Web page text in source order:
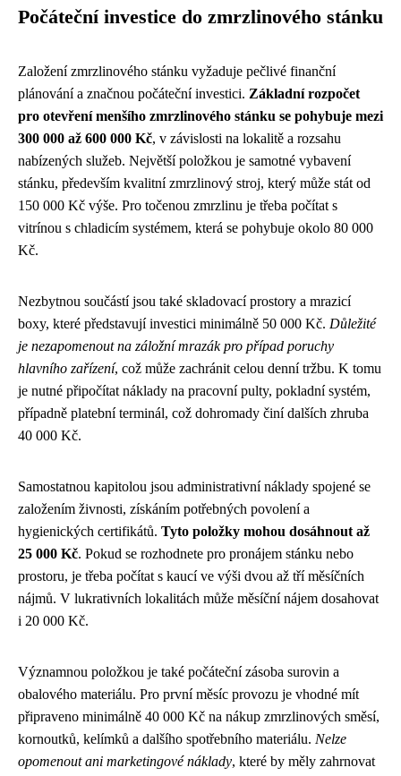
Počáteční investice do zmrzlinového stánku
Založení zmrzlinového stánku vyžaduje pečlivé finanční
plánování a značnou počáteční investici. Základní rozpočet
pro otevření menšího zmrzlinového stánku se pohybuje mezi
300 000 až 600 000 Kč, v závislosti na lokalitě a rozsahu
nabízených služeb. Největší položkou je samotné vybavení
stánku, především kvalitní zmrzlinový stroj, který může stát od
150 000 Kč výše. Pro točenou zmrzlinu je třeba počítat s
vitrínou s chladicím systémem, která se pohybuje okolo 80 000
Kč.
Nezbytnou součástí jsou také skladovací prostory a mrazicí
boxy, které představují investici minimálně 50 000 Kč. Důležité
je nezapomenout na záložní mrazák pro případ poruchy
hlavního zařízení, což může zachránit celou denní tržbu. K tomu
je nutné připočítat náklady na pracovní pulty, pokladní systém,
případně platební terminál, což dohromady činí dalších zhruba
40 000 Kč.
Samostatnou kapitolou jsou administrativní náklady spojené se
založením živnosti, získáním potřebných povolení a
hygienických certifikátů. Tyto položky mohou dosáhnout až
25 000 Kč. Pokud se rozhodnete pro pronájem stánku nebo
prostoru, je třeba počítat s kaucí ve výši dvou až tří měsíčních
nájmů. V lukrativních lokalitách může měsíční nájem dosahovat
i 20 000 Kč.
Významnou položkou je také počáteční zásoba surovin a
obalového materiálu. Pro první měsíc provozu je vhodné mít
připraveno minimálně 40 000 Kč na nákup zmrzlinových směsí,
kornoutků, kelímků a dalšího spotřebního materiálu. Nelze
opomenout ani marketingové náklady, které by měly zahrnovat